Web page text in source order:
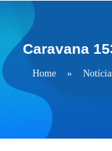
Caravana
Home »